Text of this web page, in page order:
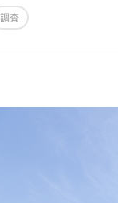
調査